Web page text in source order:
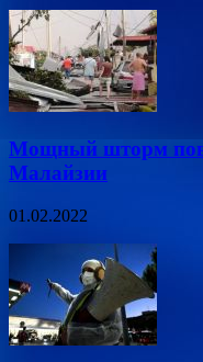
Мощный шторм
Малайзии
01.02.2022